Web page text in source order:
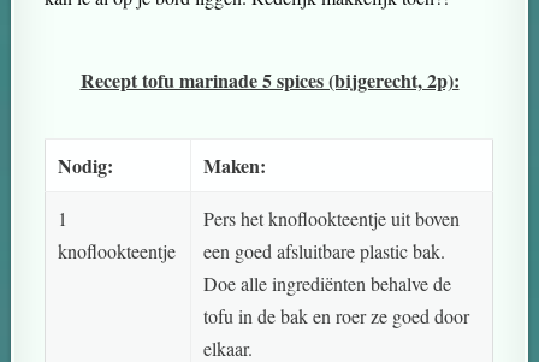
Recept tofu marinade 5 spices (bijgerecht, 2p):
Nodig: Maken:
1
knoflookteentje
Pers het knoflookteentje uit boven
een goed afsluitbare plastic bak.
Doe alle ingrediënten behalve de
tofu in de bak en roer ze goed door
elkaar.